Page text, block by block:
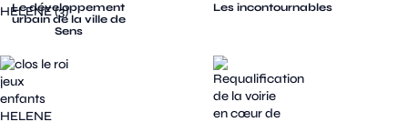
Le développement
urbain de la ville de
Sens
Les incontournables